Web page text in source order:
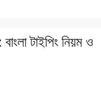
টাইপিং নিয়ম ও